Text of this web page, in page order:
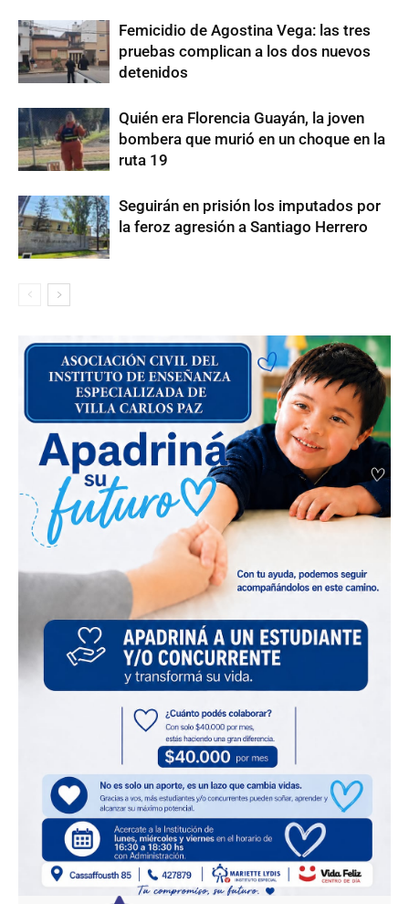
Femicidio de Agostina Vega: las tres
pruebas complican a los dos nuevos
detenidos
Quién era Florencia Guayán, la joven
bombera que murió en un choque en la
ruta 19
Seguirán en prisión los imputados por
la feroz agresión a Santiago Herrero